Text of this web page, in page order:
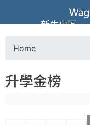
葳
格
高
o
Home
升學金榜
新生專區